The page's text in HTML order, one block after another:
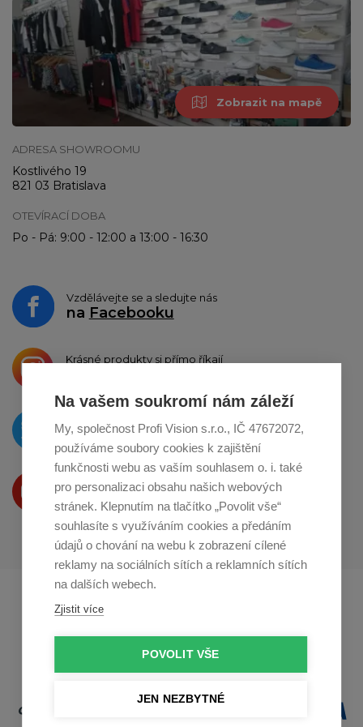
Zobrazit na mapě
ADRESA SHOWROOMU
Kostlivého 19
821 03 Bratislava
OTEVÍRACÍ DOBA
Po - Pá: 9:00 - 12:00 a 13:00 - 16:30
Vzdělávejte se a sledujte nás
na Facebooku
Krásné produkty si přímo říkají
O novinkách píšeme
naTwitteru
Produkty Vám představujeme
na Youtube
Profikuchar.sk
Na vašem soukromí nám záleží
My, společnost Profi Vision s.r.o., IČ 47672072,
používáme soubory cookies k zajištění
funkčnosti webu as vaším souhlasem o. i. také
pro personalizaci obsahu našich webových
stránek. Klepnutím na tlačítko „Povolit vše“
souhlasíte s využíváním cookies a předáním
údajů o chování na webu k zobrazení cílené
reklamy na sociálních sítích a reklamních sítích
na dalších webech.
Zjistit více
POVOLIT VŠE
JEN NEZBYTNÉ